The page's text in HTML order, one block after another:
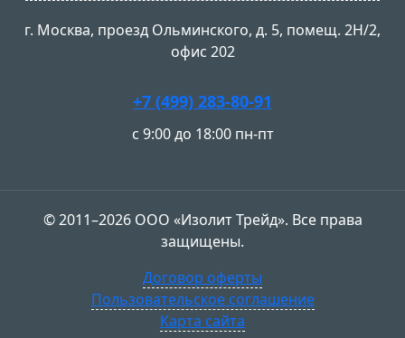
г. Москва, проезд Ольминского, д. 5, помещ. 2Н/2,
офис 202
+7 (499) 283-80-91
с 9:00 до 18:00 пн-пт
© 2011–2026 ООО «Изолит Трейд». Все права
защищены.
Договор оферты
Пользовательское соглашение
Карта сайта